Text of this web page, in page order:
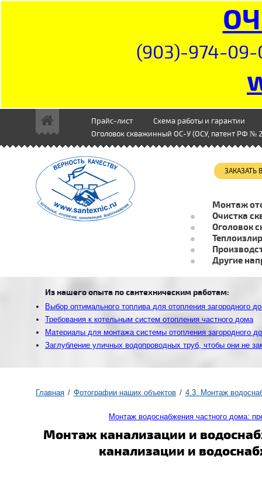
(903)-974-09-
Главная Фотографии наших объектов 4.3. Монтаж
Монтаж водоснабжения частного дома:
Монтаж канализации и
канализации и
Прайс-лист
Схема работы и гарантии
Оголовок скважинный ОС-У (ОСУ, патент РФ №
Монтаж
Очистка
Оголовок
Другие
Из нашего опыта по сантехническим работам:
Выбор оптимального топлива для отопления загородного
Требования к котельным систем отопления частного дома
Материалы для монтажа системы отопления загородного
Заглубление уличных водопроводных труб, чтобы они не